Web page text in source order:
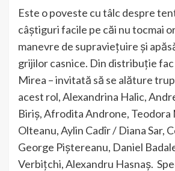
Este o poveste cu tâlc despre
câştiguri facile pe căi nu tocmai
manevre de supravieţuire şi
grijilor casnice. Din distribuție
Mirea – invitată să se alăture
acest rol, Alexandrina Halic,
Biriş, Afrodita Androne, Teodora
Olteanu, Aylin Cadîr / Diana Sar,
George Piştereanu, Daniel
Verbiţchi, Alexandru Hasnaş.